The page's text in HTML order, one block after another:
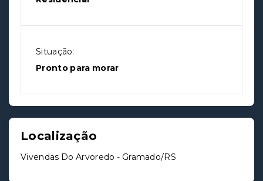
Situação:
Pronto para morar
Localização
Vivendas Do Arvoredo - Gramado/RS